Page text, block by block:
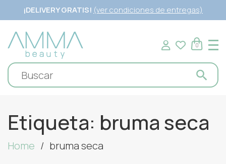
¡DELIVERY GRATIS! (ver condiciones de entregas)
0
Etiqueta: bruma seca
Home bruma seca